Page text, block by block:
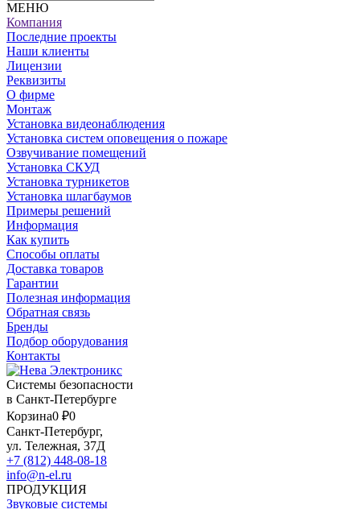
МЕНЮ
Компания
Последние проекты
Наши клиенты
Лицензии
Реквизиты
О фирме
Монтаж
Установка видеонаблюдения
Установка систем оповещения о пожаре
Озвучивание помещений
Установка СКУД
Установка турникетов
Установка шлагбаумов
Примеры решений
Информация
Как купить
Способы оплаты
Доставка товаров
Гарантии
Полезная информация
Обратная связь
Бренды
Подбор оборудования
Контакты
Системы безопасности
в Санкт-Петербурге
Корзина0 ₽0
Санкт-Петербург,
ул. Тележная, 37Д
+7 (812) 448-08-18
info@n-el.ru
ПРОДУКЦИЯ
Звуковые системы